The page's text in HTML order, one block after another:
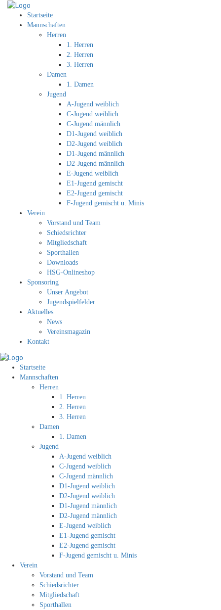
Startseite
Mannschaften
Herren
1. Herren
2. Herren
3. Herren
Damen
1. Damen
Jugend
A-Jugend weiblich
C-Jugend weiblich
C-Jugend männlich
D1-Jugend weiblich
D2-Jugend weiblich
D1-Jugend männlich
D2-Jugend männlich
E-Jugend weiblich
E1-Jugend gemischt
E2-Jugend gemischt
F-Jugend gemischt u. Minis
Verein
Vorstand und Team
Schiedsrichter
Mitgliedschaft
Sporthallen
Downloads
HSG-Onlineshop
Sponsoring
Unser Angebot
Jugendspielfelder
Aktuelles
News
Vereinsmagazin
Kontakt
Startseite
Mannschaften
Herren
1. Herren
2. Herren
3. Herren
Damen
1. Damen
Jugend
A-Jugend weiblich
C-Jugend weiblich
C-Jugend männlich
D1-Jugend weiblich
D2-Jugend weiblich
D1-Jugend männlich
D2-Jugend männlich
E-Jugend weiblich
E1-Jugend gemischt
E2-Jugend gemischt
F-Jugend gemischt u. Minis
Verein
Vorstand und Team
Schiedsrichter
Mitgliedschaft
Sporthallen